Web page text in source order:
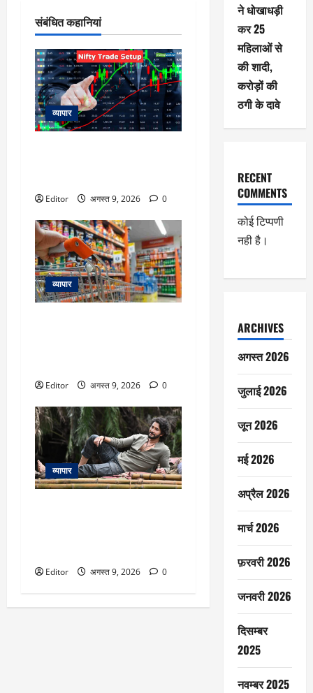
संबंधित कहानियां
व्यापार
Editor अगस्त 9, 2026 0
व्यापार
Editor अगस्त 9, 2026 0
व्यापार
Editor अगस्त 9, 2026 0
ने धोखाधड़ी
कर 25
महिलाओं से
की शादी,
करोड़ों की
ठगी के दावे
RECENT
COMMENTS
कोई टिप्पणी
नही है।
ARCHIVES
अगस्त 2026
जुलाई 2026
जून 2026
मई 2026
अप्रैल 2026
मार्च 2026
फ़रवरी 2026
जनवरी 2026
दिसम्बर
2025
नवम्बर 2025